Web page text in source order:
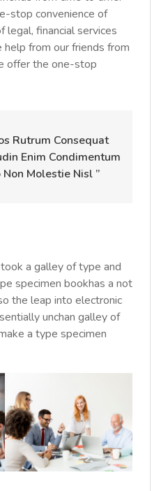
stop convenience of
legal, financial services
from our friends from
offer the one-stop
Rutrum Consequat
Enim Condimentum
Molestie Nisl ”
a galley of type and
specimen bookhas a not
the leap into electronic
unchan galley of
a type specimen